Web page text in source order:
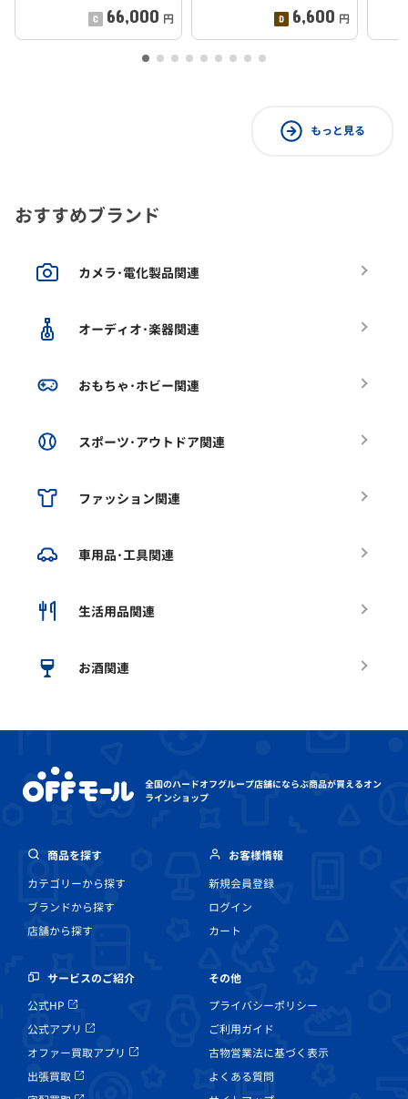
66,000 円 6,600 円
もっと見る
おすすめブランド
カメラ･電化製品関連
オーディオ･楽器関連
おもちゃ･ホビー関連
スポーツ･アウトドア関連
ファッション関連
車用品･工具関連
生活用品関連
お酒関連
全国のハードオフグループ店舗にならぶ商品が買えるオン
ラインショップ
商品を探す
カテゴリーから探す
ブランドから探す
店舗から探す
お客様情報
新規会員登録
ログイン
カート
サービスのご紹介
公式HP
公式アプリ
オファー買取アプリ
出張買取
その他
プライバシーポリシー
ご利用ガイド
古物営業法に基づく表示
よくある質問